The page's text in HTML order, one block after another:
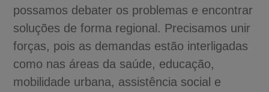
possamos debater os problemas e encontrar
soluções de forma regional. Precisamos unir
forças, pois as demandas estão interligadas
como nas áreas da saúde, educação,
mobilidade urbana, assistência social e